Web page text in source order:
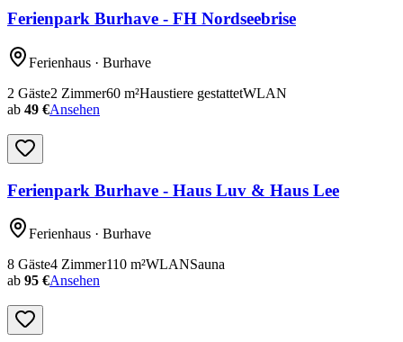
Ferienpark Burhave - FH Nordseebrise
Ferienhaus · Burhave
2 Gäste2 Zimmer60 m²Haustiere gestattetWLAN
ab 49 €Ansehen
Ferienpark Burhave - Haus Luv & Haus Lee
Ferienhaus · Burhave
8 Gäste4 Zimmer110 m²WLANSauna
ab 95 €Ansehen